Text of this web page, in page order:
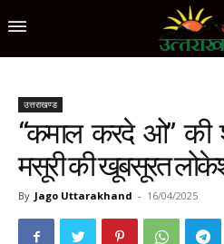
उत्तराखण्ड
“कमाल करदे ओ” की
मसूरी की खूबसूरत
By Jago Uttarakhand - 16/04/2025